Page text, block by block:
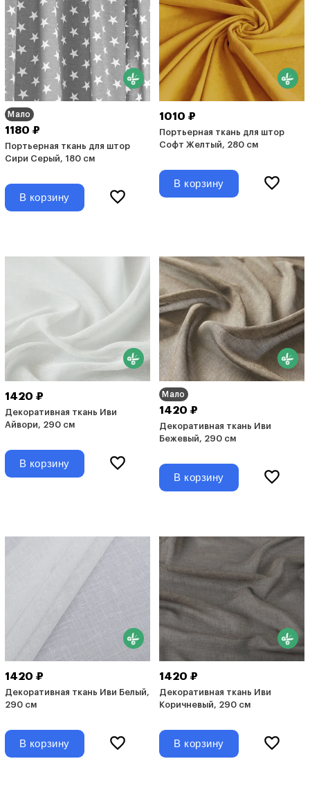
Мало
1180 ₽
Портьерная ткань для штор
Сири Серый, 180 см
В корзину
1010 ₽
Портьерная ткань для штор
Софт Желтый, 280 см
В корзину
1420 ₽
Декоративная ткань Иви
Айвори, 290 см
В корзину
Мало
1420 ₽
Декоративная ткань Иви
Бежевый, 290 см
В корзину
1420 ₽
Декоративная ткань Иви Белый,
290 см
В корзину
1420 ₽
Декоративная ткань Иви
Коричневый, 290 см
В корзину